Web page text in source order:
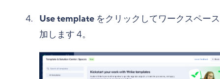
Use template をクリックしてワークスペー
加します 4。